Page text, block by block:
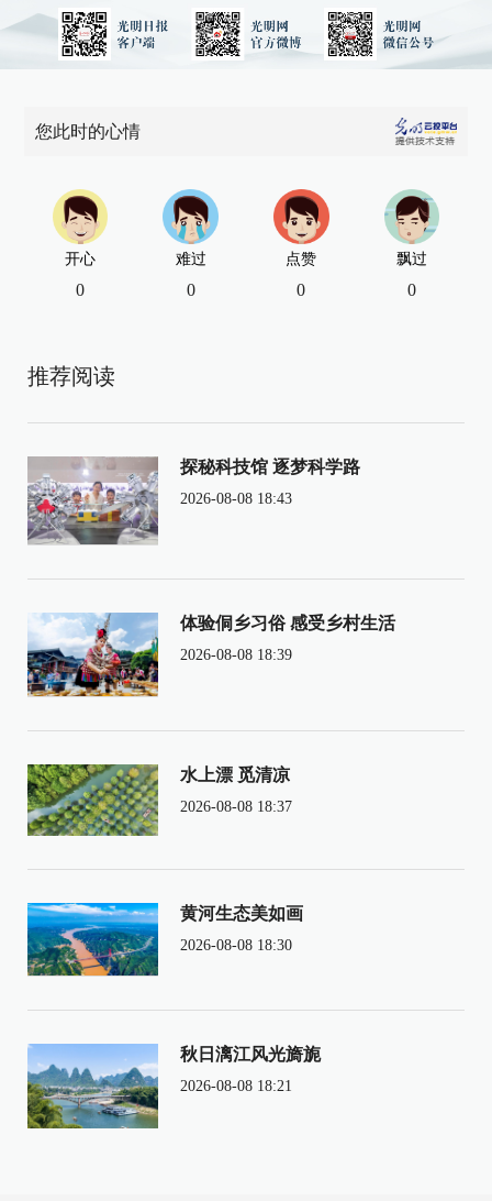
您此时的心情
开心
0
难过
0
点赞
0
飘过
0
推荐阅读
探秘科技馆 逐梦科学路
2026-08-08 18:43
体验侗乡习俗 感受乡村生活
2026-08-08 18:39
水上漂 觅清凉
2026-08-08 18:37
黄河生态美如画
2026-08-08 18:30
秋日漓江风光旖旎
2026-08-08 18:21